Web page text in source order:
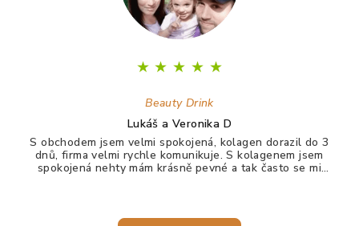
★ ★ ★ ★ ★
Beauty Drink
Lukáš a Veronika D
S obchodem jsem velmi spokojená, kolagen dorazil do 3
dnů, firma velmi rychle komunikuje. S kolagenem jsem
spokojená nehty mám krásně pevné a tak často se mi